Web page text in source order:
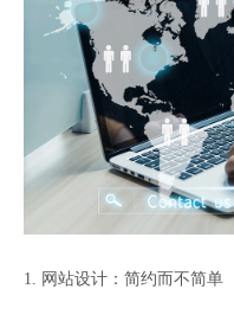
1. 网站设计：简约而不简单